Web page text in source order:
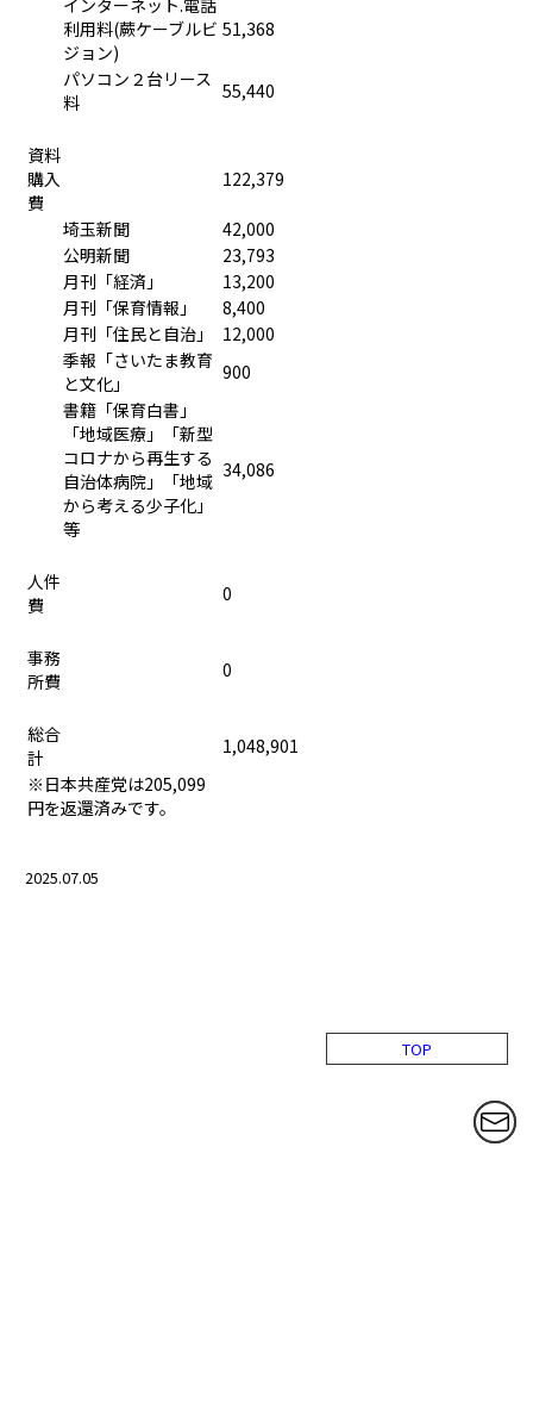
利用料(蕨ケーブルビ
ジョン)
51,368
パソコン２台リース
料
55,440
資料
購入
費
122,379
埼玉新聞
42,000
公明新聞
23,793
月刊「経済」
13,200
月刊「保育情報」
8,400
月刊「住民と自治」
12,000
季報「さいたま教育
と文化」
900
書籍「保育白書」
「地域医療」「新型
コロナから再生する
自治体病院」「地域
から考える少子化」
等
34,086
人件
費
0
事務
所費
0
総合
計
1,048,901
※日本共産党は205,099
円を返還済みです。
2025.07.05
TOP